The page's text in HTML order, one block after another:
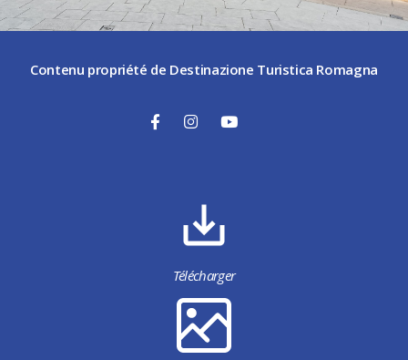
Contenu propriété de Destinazione Turistica Romagna
Télécharger